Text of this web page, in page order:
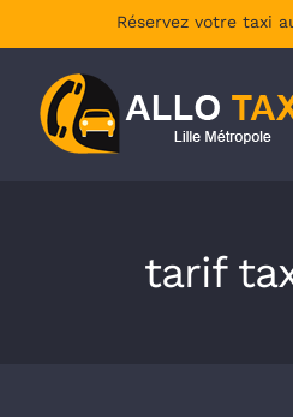
au
contenu
Réservez votre taxi
tarif